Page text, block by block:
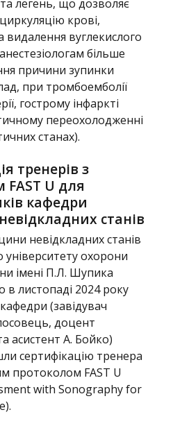
легень, що дозволяє
крові,
видалення вуглекислого
більше
причини зупинки
при тромбоемболії
гострому інфаркті
переохолодженні
станах).
тренерів з
U для
кафедри
станів
невідкладних станів
університету охорони
імені П.Л. Шупика
в листопаді 2024 року
(завідувач
доцент
асистент А. Бойко)
сертифікацію тренера
протоколом FAST U
with Sonography for